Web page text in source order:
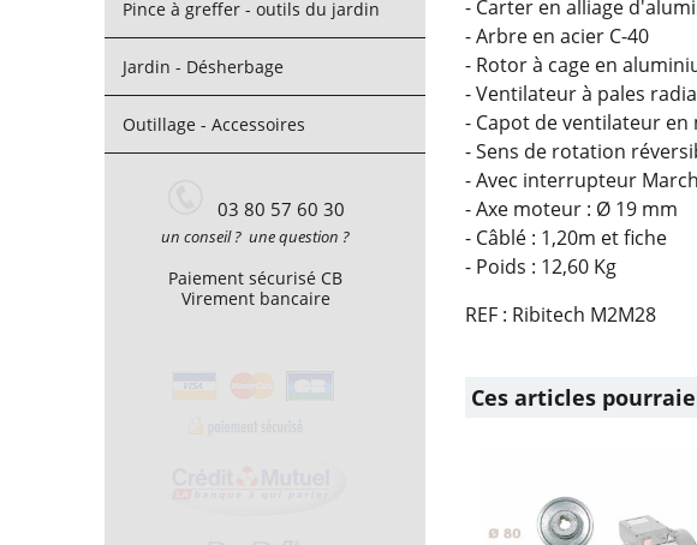
Pince à greffer - outils du jardin
Jardin - Désherbage
Outillage - Accessoires
03 80 57 60 30
un conseil ? une question ?
Paiement sécurisé CB
Virement bancaire
- Carter en alliage
- Arbre en acier C-40
- Rotor à cage en
- Ventilateur à pales
- Capot de ventilateur
- Sens de rotation
- Avec interrupteur
- Axe moteur : Ø 19 mm
- Câblé : 1,20m et fiche
- Poids : 12,60 Kg
REF : Ribitech M2M28
Ces articles